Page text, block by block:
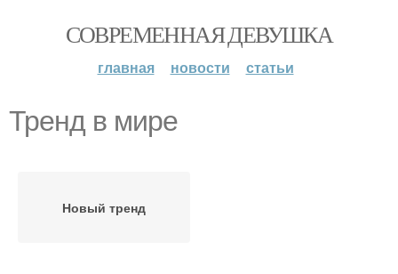
СОВРЕМЕННАЯ ДЕВУШКА
главная новости статьи
Тренд в мире
Новый тренд